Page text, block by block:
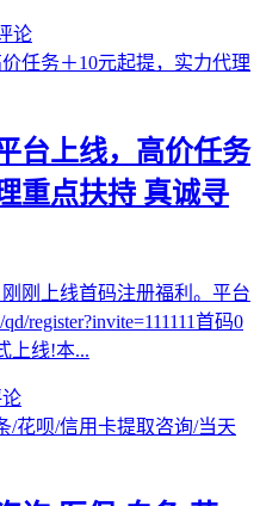
论
台上线，高价任务
重点扶持 真诚寻
刚上线首码注册福利。平台
register?invite=111111首码0
上线!本...